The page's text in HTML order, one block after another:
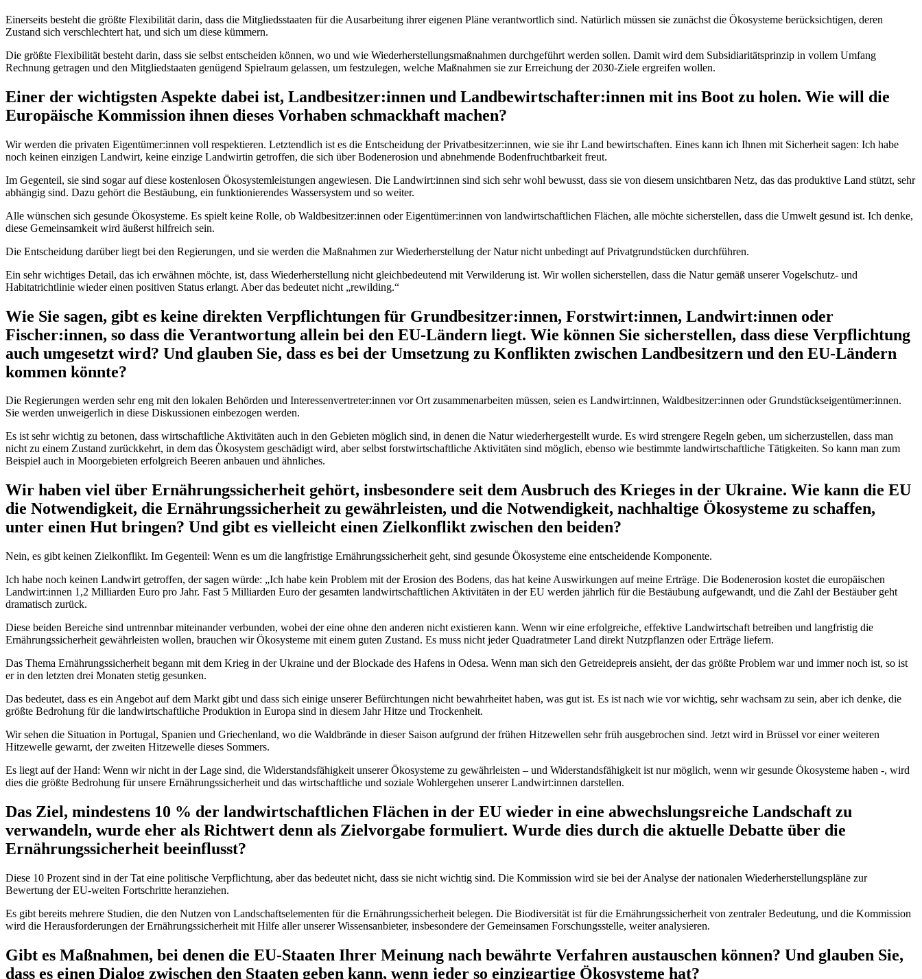
Einerseits besteht die größte Flexibilität darin, dass die Mitgliedsstaaten für die Ausarbeitung ihrer eigenen Pläne verantwortlich sind. Natürlich müssen sie zunächst die Ökosysteme berücksichtigen, deren
Zustand sich verschlechtert hat, und sich um diese kümmern.
Die größte Flexibilität besteht darin, dass sie selbst entscheiden können, wo und wie Wiederherstellungsmaßnahmen durchgeführt werden sollen. Damit wird dem Subsidiaritätsprinzip in vollem Umfang
Rechnung getragen und den Mitgliedstaaten genügend Spielraum gelassen, um festzulegen, welche Maßnahmen sie zur Erreichung der 2030-Ziele ergreifen wollen.
Einer der wichtigsten Aspekte dabei ist, Landbesitzer:innen und Landbewirtschafter:innen mit ins Boot zu holen. Wie will die
Europäische Kommission ihnen dieses Vorhaben schmackhaft machen?
Wir werden die privaten Eigentümer:innen voll respektieren. Letztendlich ist es die Entscheidung der Privatbesitzer:innen, wie sie ihr Land bewirtschaften. Eines kann ich Ihnen mit Sicherheit sagen: Ich habe
noch keinen einzigen Landwirt, keine einzige Landwirtin getroffen, die sich über Bodenerosion und abnehmende Bodenfruchtbarkeit freut.
Im Gegenteil, sie sind sogar auf diese kostenlosen Ökosystemleistungen angewiesen. Die Landwirt:innen sind sich sehr wohl bewusst, dass sie von diesem unsichtbaren Netz, das das produktive Land stützt, sehr
abhängig sind. Dazu gehört die Bestäubung, ein funktionierendes Wassersystem und so weiter.
Alle wünschen sich gesunde Ökosysteme. Es spielt keine Rolle, ob Waldbesitzer:innen oder Eigentümer:innen von landwirtschaftlichen Flächen, alle möchte sicherstellen, dass die Umwelt gesund ist. Ich denke,
diese Gemeinsamkeit wird äußerst hilfreich sein.
Die Entscheidung darüber liegt bei den Regierungen, und sie werden die Maßnahmen zur Wiederherstellung der Natur nicht unbedingt auf Privatgrundstücken durchführen.
Ein sehr wichtiges Detail, das ich erwähnen möchte, ist, dass Wiederherstellung nicht gleichbedeutend mit Verwilderung ist. Wir wollen sicherstellen, dass die Natur gemäß unserer Vogelschutz- und
Habitatrichtlinie wieder einen positiven Status erlangt. Aber das bedeutet nicht „rewilding.“
Wie Sie sagen, gibt es keine direkten Verpflichtungen für Grundbesitzer:innen, Forstwirt:innen, Landwirt:innen oder
Fischer:innen, so dass die Verantwortung allein bei den EU-Ländern liegt. Wie können Sie sicherstellen, dass diese Verpflichtung
auch umgesetzt wird? Und glauben Sie, dass es bei der Umsetzung zu Konflikten zwischen Landbesitzern und den EU-Ländern
kommen könnte?
Die Regierungen werden sehr eng mit den lokalen Behörden und Interessenvertreter:innen vor Ort zusammenarbeiten müssen, seien es Landwirt:innen, Waldbesitzer:innen oder Grundstückseigentümer:innen.
Sie werden unweigerlich in diese Diskussionen einbezogen werden.
Es ist sehr wichtig zu betonen, dass wirtschaftliche Aktivitäten auch in den Gebieten möglich sind, in denen die Natur wiederhergestellt wurde. Es wird strengere Regeln geben, um sicherzustellen, dass man
nicht zu einem Zustand zurückkehrt, in dem das Ökosystem geschädigt wird, aber selbst forstwirtschaftliche Aktivitäten sind möglich, ebenso wie bestimmte landwirtschaftliche Tätigkeiten. So kann man zum
Beispiel auch in Moorgebieten erfolgreich Beeren anbauen und ähnliches.
Wir haben viel über Ernährungssicherheit gehört, insbesondere seit dem Ausbruch des Krieges in der Ukraine. Wie kann die EU
die Notwendigkeit, die Ernährungssicherheit zu gewährleisten, und die Notwendigkeit, nachhaltige Ökosysteme zu schaffen,
unter einen Hut bringen? Und gibt es vielleicht einen Zielkonflikt zwischen den beiden?
Nein, es gibt keinen Zielkonflikt. Im Gegenteil: Wenn es um die langfristige Ernährungssicherheit geht, sind gesunde Ökosysteme eine entscheidende Komponente.
Ich habe noch keinen Landwirt getroffen, der sagen würde: „Ich habe kein Problem mit der Erosion des Bodens, das hat keine Auswirkungen auf meine Erträge. Die Bodenerosion kostet die europäischen
Landwirt:innen 1,2 Milliarden Euro pro Jahr. Fast 5 Milliarden Euro der gesamten landwirtschaftlichen Aktivitäten in der EU werden jährlich für die Bestäubung aufgewandt, und die Zahl der Bestäuber geht
dramatisch zurück.
Diese beiden Bereiche sind untrennbar miteinander verbunden, wobei der eine ohne den anderen nicht existieren kann. Wenn wir eine erfolgreiche, effektive Landwirtschaft betreiben und langfristig die
Ernährungssicherheit gewährleisten wollen, brauchen wir Ökosysteme mit einem guten Zustand. Es muss nicht jeder Quadratmeter Land direkt Nutzpflanzen oder Erträge liefern.
Das Thema Ernährungssicherheit begann mit dem Krieg in der Ukraine und der Blockade des Hafens in Odesa. Wenn man sich den Getreidepreis ansieht, der das größte Problem war und immer noch ist, so ist
er in den letzten drei Monaten stetig gesunken.
Das bedeutet, dass es ein Angebot auf dem Markt gibt und dass sich einige unserer Befürchtungen nicht bewahrheitet haben, was gut ist. Es ist nach wie vor wichtig, sehr wachsam zu sein, aber ich denke, die
größte Bedrohung für die landwirtschaftliche Produktion in Europa sind in diesem Jahr Hitze und Trockenheit.
Wir sehen die Situation in Portugal, Spanien und Griechenland, wo die Waldbrände in dieser Saison aufgrund der frühen Hitzewellen sehr früh ausgebrochen sind. Jetzt wird in Brüssel vor einer weiteren
Hitzewelle gewarnt, der zweiten Hitzewelle dieses Sommers.
Es liegt auf der Hand: Wenn wir nicht in der Lage sind, die Widerstandsfähigkeit unserer Ökosysteme zu gewährleisten – und Widerstandsfähigkeit ist nur möglich, wenn wir gesunde Ökosysteme haben -, wird
dies die größte Bedrohung für unsere Ernährungssicherheit und das wirtschaftliche und soziale Wohlergehen unserer Landwirt:innen darstellen.
Das Ziel, mindestens 10 % der landwirtschaftlichen Flächen in der EU wieder in eine abwechslungsreiche Landschaft zu
verwandeln, wurde eher als Richtwert denn als Zielvorgabe formuliert. Wurde dies durch die aktuelle Debatte über die
Ernährungssicherheit beeinflusst?
Diese 10 Prozent sind in der Tat eine politische Verpflichtung, aber das bedeutet nicht, dass sie nicht wichtig sind. Die Kommission wird sie bei der Analyse der nationalen Wiederherstellungspläne zur
Bewertung der EU-weiten Fortschritte heranziehen.
Es gibt bereits mehrere Studien, die den Nutzen von Landschaftselementen für die Ernährungssicherheit belegen. Die Biodiversität ist für die Ernährungssicherheit von zentraler Bedeutung, und die Kommission
wird die Herausforderungen der Ernährungssicherheit mit Hilfe aller unserer Wissensanbieter, insbesondere der Gemeinsamen Forschungsstelle, weiter analysieren.
Gibt es Maßnahmen, bei denen die EU-Staaten Ihrer Meinung nach bewährte Verfahren austauschen können? Und glauben Sie,
dass es einen Dialog zwischen den Staaten geben kann, wenn jeder so einzigartige Ökosysteme hat?